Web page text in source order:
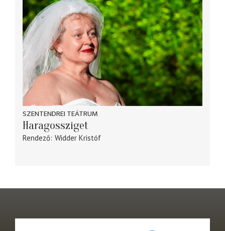
SZENTENDREI TEÁTRUM
Haragossziget
Rendező Widder Kristóf